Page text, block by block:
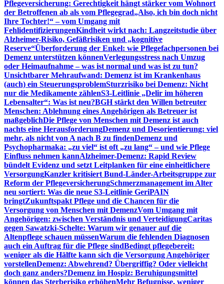
Pflegeversicherung: Gerechtigkeit hängt stärker vom Wohnort
der Betroffenen ab als vom Pflegegrad„Also, ich bin doch nicht
Ihre Tochter!“ – vom Umgang mit
FehlidentifizierungenKindheit wirkt nach: Langzeitstudie über
Alzheimer-Risiko, Gefäßrisiken und „kognitive
Reserve“Überforderung der Enkel: wie Pflegefachpersonen bei
Demenz unterstützen könnenVerlegungsstress nach Umzug
oder Heimaufnahme – was ist normal und was ist zu tun?
Unsichtbarer Mehraufwand: Demenz ist im Krankenhaus
(auch) ein SteuerungsproblemSturzrisiko bei Demenz: Nicht
nur die Medikamente zählenS3-Leitlinie „Delir im höheren
Lebensalter“: Was ist neu?BGH stärkt den Willen betreuter
Menschen: Ablehnung eines Angehörigen als Betreuer ist
maßgeblichDie Pflege von Menschen mit Demenz ist auch
nachts eine HerausforderungDemenz und Desorientierung: viel
mehr, als nicht von A nach B zu findenDemenz und
Psychopharmaka: „zu viel“ ist oft „zu lang“ – und wie Pflege
Einfluss nehmen kannAlzheimer-Demenz: Rapid Review
bündelt Evidenz und setzt Leitplanken für eine einheitlichere
VersorgungKanzler kritisiert Bund-Länder-Arbeitsgruppe zur
Reform der PflegeversicherungSchmerzmanagement im Alter
neu sortiert: Was die neue S3-Leitlinie GeriPAIN
bringtZukunftspakt Pflege und die Chancen für die
Versorgung von Menschen mit DemenzVom Umgang mit
Angehörigen: zwischen Verständnis und VerteidigungCaritas
gegen Sawatzki-Schelte: Warum wir genauer auf die
Altenpflege schauen müssenWarum die fehlenden Diagnosen
auch ein Auftrag für die Pflege sindBedingt pflegebereit:
weniger als die Hälfte kann sich die Versorgung Angehöriger
vorstellenDemenz: Abwehrend? Übergriffig? Oder vielleicht
doch ganz anders?Demenz im Hospiz: Beruhigungsmittel
können das Sterberisiko erhöhenMehr Befugnisse, weniger